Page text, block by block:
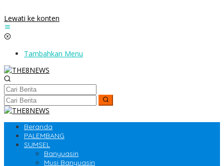
Lewati ke konten
Tambahkan Menu
Beranda
PALEMBANG
SUMSEL
Banyuasin
Musi Banyuasin